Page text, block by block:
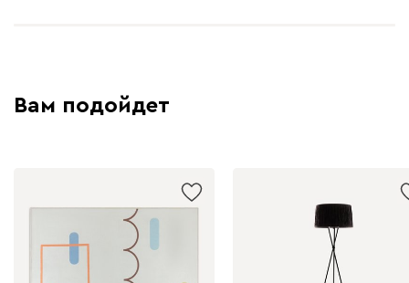
Вам подойдет